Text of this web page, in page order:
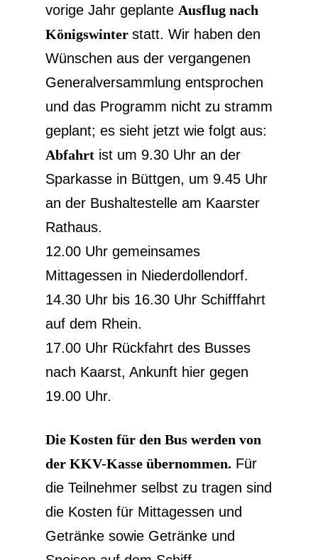
vorige Jahr geplante Ausflug nach
Königswinter statt. Wir haben den
Wünschen aus der vergangenen
Generalversammlung entsprochen
und das Programm nicht zu stramm
geplant; es sieht jetzt wie folgt aus:
Abfahrt ist um 9.30 Uhr an der
Sparkasse in Büttgen, um 9.45 Uhr
an der Bushaltestelle am Kaarster
Rathaus.
12.00 Uhr gemeinsames
Mittagessen in Niederdollendorf.
14.30 Uhr bis 16.30 Uhr Schifffahrt
auf dem Rhein.
17.00 Uhr Rückfahrt des Busses
nach Kaarst, Ankunft hier gegen
19.00 Uhr.
Die Kosten für den Bus werden von
der KKV-Kasse übernommen. Für
die Teilnehmer selbst zu tragen sind
die Kosten für Mittagessen und
Getränke sowie Getränke und